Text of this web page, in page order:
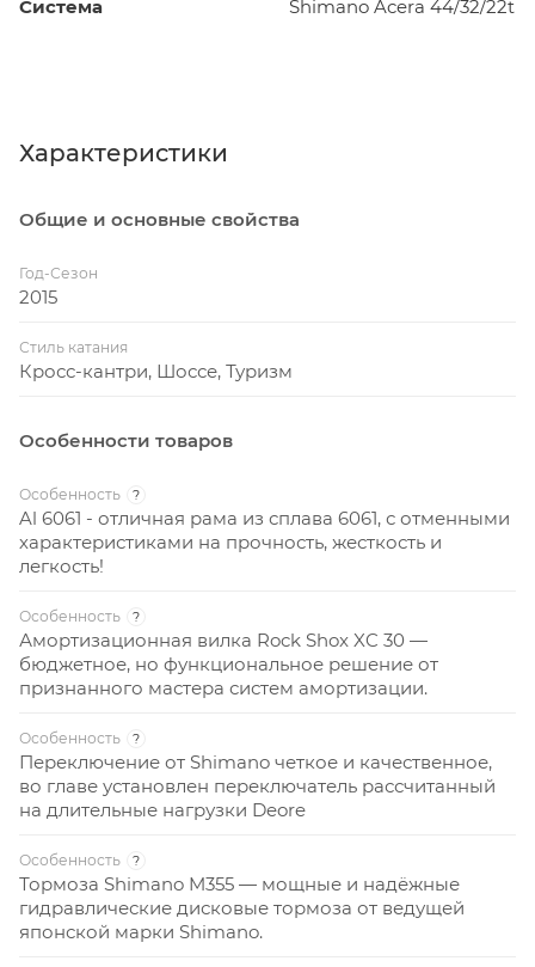
Система Shimano Acera 44/32/22t
Характеристики
Общие и основные свойства
Год-Сезон
2015
Стиль катания
Кросс-кантри, Шоссе, Туризм
Особенности товаров
Особенность ?
Al 6061 - отличная рама из сплава 6061, с отменными
характеристиками на прочность, жесткость и
легкость!
Особенность ?
Амортизационная вилка Rock Shox XC 30 —
бюджетное, но функциональное решение от
признанного мастера систем амортизации.
Особенность ?
Переключение от Shimano четкое и качественное,
во главе установлен переключатель рассчитанный
на длительные нагрузки Deore
Особенность ?
Тормоза Shimano M355 — мощные и надёжные
гидравлические дисковые тормоза от ведущей
японской марки Shimano.